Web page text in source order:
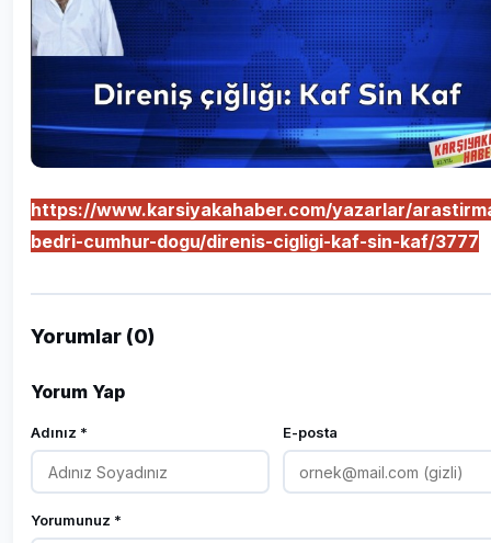
https://www.karsiyakahaber.com/yazarlar/
bedri-cumhur-dogu/direnis-cigligi-kaf-sin-kaf/3777
Yorumlar (0)
Yorum Yap
Adınız * E-posta
Yorumunuz *